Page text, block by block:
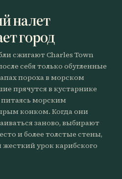
налет
город
сжигают Charles Town
себя только обугленные
пороха в морском
прячутся в кустарнике
морским
конком. Когда они
заново, выбирают
и более толстые стены,
жесткий урок карибского